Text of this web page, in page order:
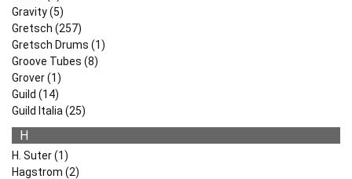
Gravity (5)
Gretsch (257)
Gretsch Drums (1)
Groove Tubes (8)
Grover (1)
Guild (14)
Guild Italia (25)
H
H. Suter (1)
Hagstrom (2)